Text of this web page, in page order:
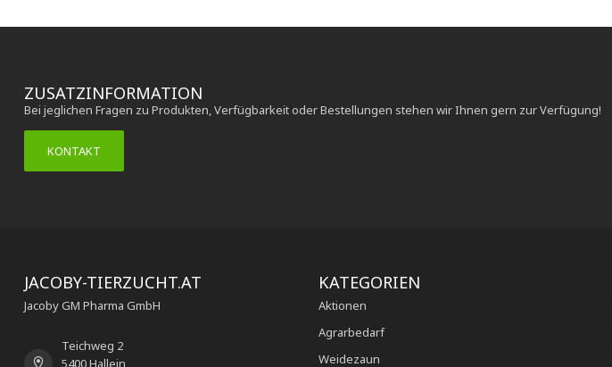
ZUSATZINFORMATION
Bei jeglichen Fragen zu Produkten, Verfügbarkeit oder Bestellungen stehen wir Ihnen gern zur Verfügung!
KONTAKT
JACOBY-TIERZUCHT.AT
Jacoby GM Pharma GmbH
Teichweg 2
5400 Hallein
KATEGORIEN
Aktionen
Agrarbedarf
Weidezaun